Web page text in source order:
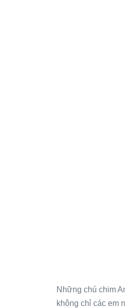
Những chú chim
không chỉ các em